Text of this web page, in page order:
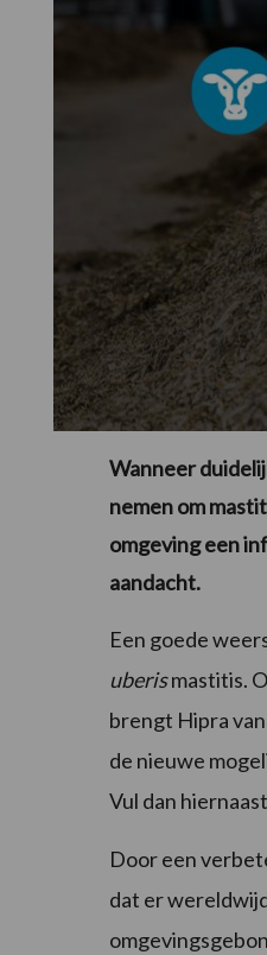
Wanneer
nemen om
omgeving een
aandacht.
Een goede
uberismastitis.
brengt Hipra
de nieuwe
Vul dan
Door een
dat er